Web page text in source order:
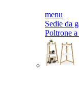
menu
Sedie da
Poltrone